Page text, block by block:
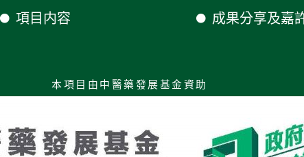
項目内容
成果分享及嘉
本項目由中醫藥發展基金資助